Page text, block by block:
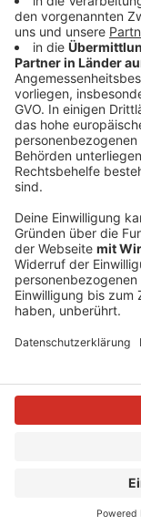
Details
Einer der neuen
BossHoss: "You"
Anzeige
Anzeige